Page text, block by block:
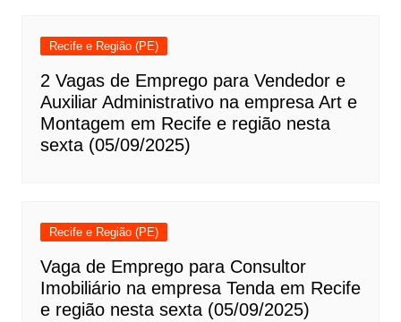
Recife e Região (PE)
2 Vagas de Emprego para Vendedor e
Auxiliar Administrativo na empresa Art e
Montagem em Recife e região nesta
sexta (05/09/2025)
Recife e Região (PE)
Vaga de Emprego para Consultor
Imobiliário na empresa Tenda em Recife
e região nesta sexta (05/09/2025)